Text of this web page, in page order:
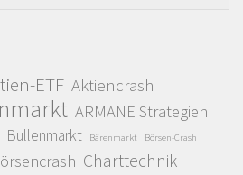
ETF Aktiencrash
ARMANE Strategien
Bullenmarkt Bärenmarkt Börsen-Crash
Charttechnik